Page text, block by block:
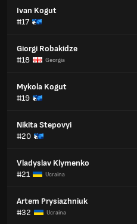
Ivan Kogut
#17
Giorgi Robakidze
#18
Georgia
Mykola Kogut
#19
Nikita Stepovyi
#20
Vladyslav Klymenko
#21
Ucraina
Artem Prysiazhniuk
#32
Ucraina